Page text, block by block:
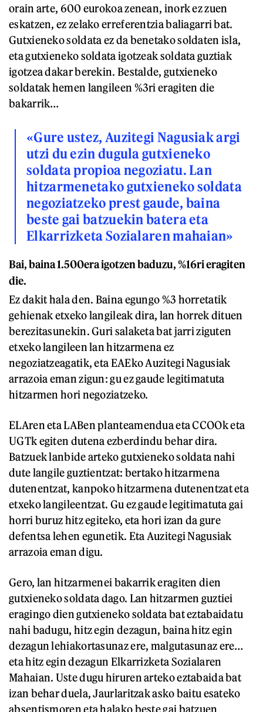
orain arte, 600 eurokoa zenean, inork ez zuen
eskatzen, ez zelako erreferentzia baliagarri bat.
Gutxieneko soldata ez da benetako soldaten isla,
eta gutxieneko soldata igotzeak soldata guztiak
igotzea dakar berekin. Bestalde, gutxieneko
soldatak hemen langileen %3ri eragiten die
bakarrik…
«Gure ustez, Auzitegi Nagusiak argi
utzi du ezin dugula gutxieneko
soldata propioa negoziatu. Lan
hitzarmenetako gutxieneko soldata
negoziatzeko prest gaude, baina
beste gai batzuekin batera eta
Elkarrizketa Sozialaren mahaian»
Bai, baina 1.500era igotzen baduzu, %16ri eragiten
die.
Ez dakit hala den. Baina egungo %3 horretatik
gehienak etxeko langileak dira, lan horrek dituen
berezitasunekin. Guri salaketa bat jarri ziguten
etxeko langileen lan hitzarmena ez
negoziatzeagatik, eta EAEko Auzitegi Nagusiak
arrazoia eman zigun: gu ez gaude legitimatuta
hitzarmen hori negoziatzeko.
ELAren eta LABen planteamendua eta CCOOk eta
UGTk egiten dutena ezberdindu behar dira.
Batzuek lanbide arteko gutxieneko soldata nahi
dute langile guztientzat: bertako hitzarmena
dutenentzat, kanpoko hitzarmena dutenentzat eta
etxeko langileentzat. Gu ez gaude legitimatuta gai
horri buruz hitz egiteko, eta hori izan da gure
defentsa lehen egunetik. Eta Auzitegi Nagusiak
arrazoia eman digu.
Gero, lan hitzarmenei bakarrik eragiten dien
gutxieneko soldata dago. Lan hitzarmen guztiei
eragingo dien gutxieneko soldata bat eztabaidatu
nahi badugu, hitz egin dezagun, baina hitz egin
dezagun lehiakortasunaz ere, malgutasunaz ere…
eta hitz egin dezagun Elkarrizketa Sozialaren
Mahaian. Uste dugu hiruren arteko eztabaida bat
izan behar duela, Jaurlaritzak asko baitu esateko
absentismoren eta halako beste gai batzuen